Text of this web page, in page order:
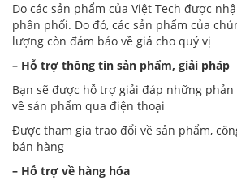
Do các sản phẩm của Việt Tech được
phân phối. Do đó, các sản phẩm của
lượng còn đảm bảo về giá cho quý vị
– Hỗ trợ thông tin sản phẩm, giải pháp
Bạn sẽ được hỗ trợ giải đáp những
về sản phẩm qua điện thoại
Được tham gia trao đổi về sản phẩm,
bán hàng
– Hỗ trợ về hàng hóa